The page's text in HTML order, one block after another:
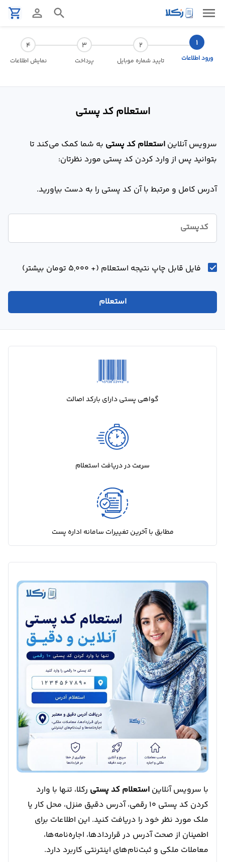
menu
search
person_outline
shopping_cart
نمونه
قرارداد
تلفنی
آنلاین
درباره
با
ما
ورود اطلاعات تایید شماره موبایل پرداخت نمایش اطلاعات
استعلام کد پستی
سرویس آنلاین استعلام کد پستی به شما کمک می‌کند تا
بتوانید پس از وارد کردن کد پستی مورد نظرتان:
آدرس کامل و مرتبط با آن کد پستی را به دست بیاورید.
کدپستی
فایل قابل چاپ نتیجه استعلام (+ 5,000 تومان بیشتر)
استعلام
گواهی پستی دارای بارکد اصالت
سرعت در دریافت استعلام
مطابق با آخرین تغییرات سامانه اداره پست
با سرویس آنلاین استعلام کد پستی رکلا، تنها با وارد
کردن کد پستی ۱۰ رقمی، آدرس دقیق منزل، محل کار یا
ملک مورد نظر خود را دریافت کنید. این اطلاعات برای
اطمینان از صحت آدرس در قراردادها، اجاره‌نامه‌ها،
معاملات ملکی و ثبت‌نام‌های اینترنتی کاربرد دارد.